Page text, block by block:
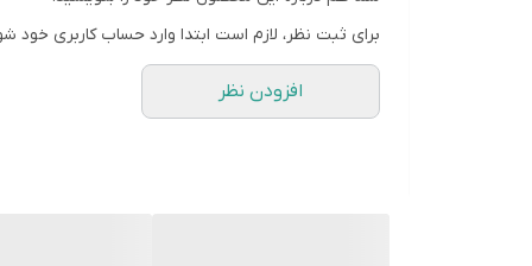
تغییر خروجی اسپیکر به دو خروجی اسپیکر ۱ و ۲ و حفاظت تمامی خروجی‌های آلارم به تفکیک
سخت‌افزار تمام SMD با ساختار جدید مدار آلارم، ترمینال‌های خروجی و خنک‌کننده
برای ثبت نظر، لازم است ابتدا وارد حساب کاربری خود
افزودن نظر